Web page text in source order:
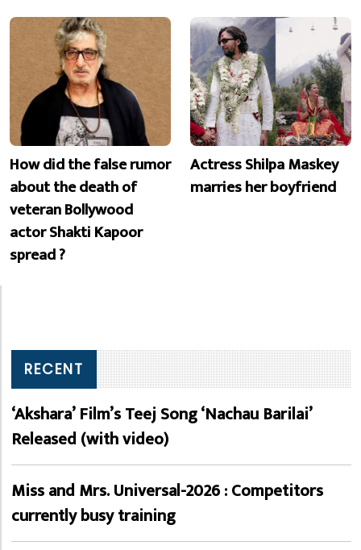
How did the false rumor
about the death of
veteran Bollywood
actor Shakti Kapoor
spread ?
Actress Shilpa Maskey
marries her boyfriend
RECENT
‘Akshara’ Film’s Teej Song ‘Nachau Barilai’
Released (with video)
Miss and Mrs. Universal-2026 : Competitors
currently busy training